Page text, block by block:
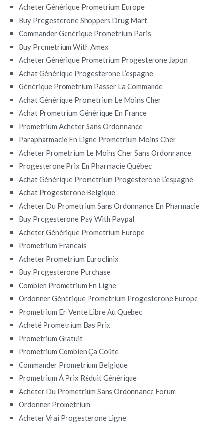
Acheter Générique Prometrium Europe
Buy Progesterone Shoppers Drug Mart
Commander Générique Prometrium Paris
Buy Prometrium With Amex
Acheter Générique Prometrium Progesterone Japon
Achat Générique Progesterone L’espagne
Générique Prometrium Passer La Commande
Achat Générique Prometrium Le Moins Cher
Achat Prometrium Générique En France
Prometrium Acheter Sans Ordonnance
Parapharmacie En Ligne Prometrium Moins Cher
Acheter Prometrium Le Moins Cher Sans Ordonnance
Progesterone Prix En Pharmacie Québec
Achat Générique Prometrium Progesterone L’espagne
Achat Progesterone Belgique
Acheter Du Prometrium Sans Ordonnance En Pharmacie
Buy Progesterone Pay With Paypal
Acheter Générique Prometrium Europe
Prometrium Francais
Acheter Prometrium Euroclinix
Buy Progesterone Purchase
Combien Prometrium En Ligne
Ordonner Générique Prometrium Progesterone Europe
Prometrium En Vente Libre Au Quebec
Acheté Prometrium Bas Prix
Prometrium Gratuit
Prometrium Combien Ça Coûte
Commander Prometrium Belgique
Prometrium À Prix Réduit Générique
Acheter Du Prometrium Sans Ordonnance Forum
Ordonner Prometrium
Acheter Vrai Progesterone Ligne